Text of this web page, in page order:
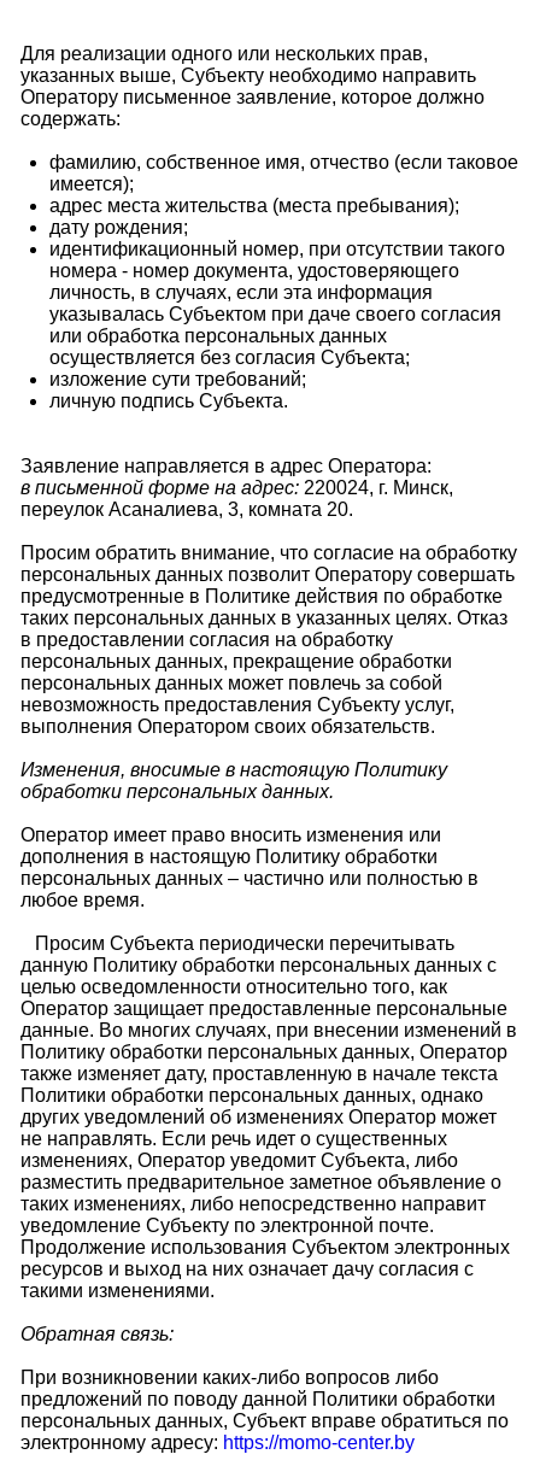
Для реализации одного или нескольких прав,
указанных выше, Субъекту необходимо направить
Оператору письменное заявление, которое должно
содержать:
фамилию, собственное имя, отчество (если таковое
имеется);
адрес места жительства (места пребывания);
дату рождения;
идентификационный номер, при отсутствии такого
номера - номер документа, удостоверяющего
личность, в случаях, если эта информация
указывалась Субъектом при даче своего согласия
или обработка персональных данных
осуществляется без согласия Субъекта;
изложение сути требований;
личную подпись Субъекта.
Заявление направляется в адрес Оператора:
в письменной форме на адрес: 220024, г. Минск,
переулок Асаналиева, 3, комната 20.
Просим обратить внимание, что согласие на обработку
персональных данных позволит Оператору совершать
предусмотренные в Политике действия по обработке
таких персональных данных в указанных целях. Отказ
в предоставлении согласия на обработку
персональных данных, прекращение обработки
персональных данных может повлечь за собой
невозможность предоставления Субъекту услуг,
выполнения Оператором своих обязательств.
Изменения, вносимые в настоящую Политику
обработки персональных данных.
Оператор имеет право вносить изменения или
дополнения в настоящую Политику обработки
персональных данных – частично или полностью в
любое время.
Просим Субъекта периодически перечитывать
данную Политику обработки персональных данных с
целью осведомленности относительно того, как
Оператор защищает предоставленные персональные
данные. Во многих случаях, при внесении изменений в
Политику обработки персональных данных, Оператор
также изменяет дату, проставленную в начале текста
Политики обработки персональных данных, однако
других уведомлений об изменениях Оператор может
не направлять. Если речь идет о существенных
изменениях, Оператор уведомит Субъекта, либо
разместить предварительное заметное объявление о
таких изменениях, либо непосредственно направит
уведомление Субъекту по электронной почте.
Продолжение использования Субъектом электронных
ресурсов и выход на них означает дачу согласия с
такими изменениями.
Обратная связь:
При возникновении каких-либо вопросов либо
предложений по поводу данной Политики обработки
персональных данных, Субъект вправе обратиться по
электронному адресу: https://momo-center.by